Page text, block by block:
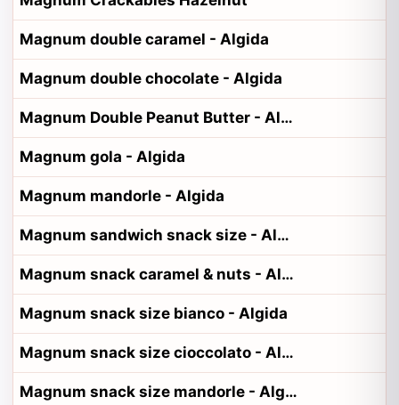
Magnum double caramel - Algida
Magnum double chocolate - Algida
Magnum Double Peanut Butter - Algida
Magnum gola - Algida
Magnum mandorle - Algida
Magnum sandwich snack size - Algida
Magnum snack caramel & nuts - Algida
Magnum snack size bianco - Algida
Magnum snack size cioccolato - Algida
Magnum snack size mandorle - Algida